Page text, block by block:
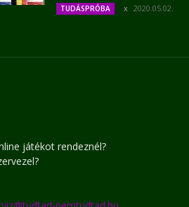
TUDÁSPRÓBA 2020.05.02.
játékot rendeznél?